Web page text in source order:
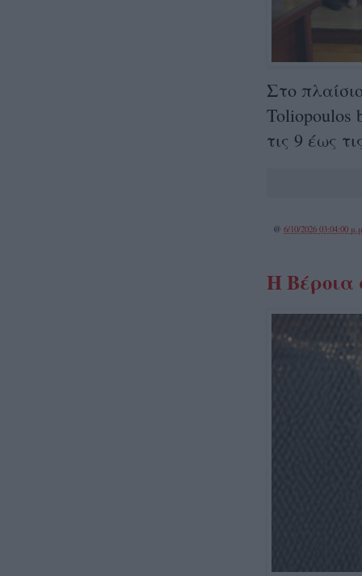
Στο
Toliopoulos
τις 9 έως
@ 6/10/2026 03:04:00
Η Βέροια